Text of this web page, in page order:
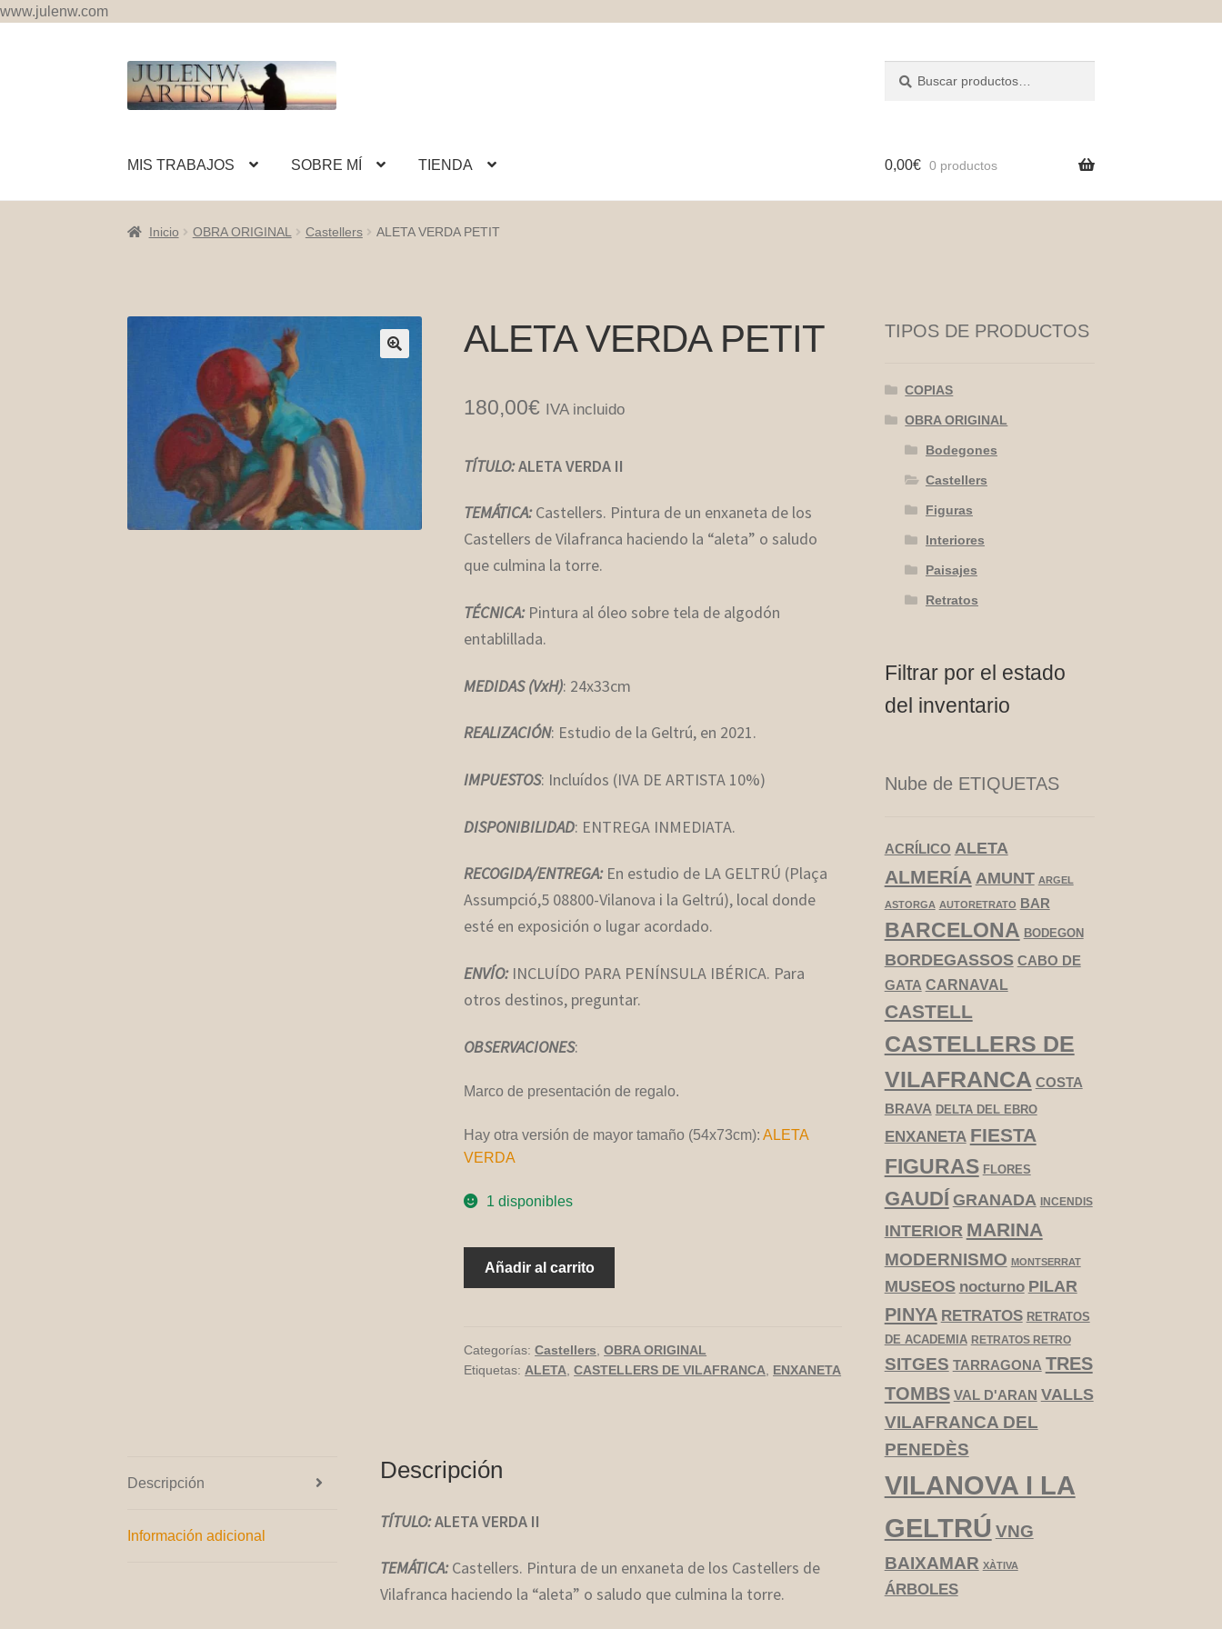
www.julenw.com
a
al
por:
MIS TRABAJOS SOBRE MÍ TIENDA 0,00€ 0 productos
Inicio OBRA ORIGINAL Castellers ALETA VERDA PETIT
ALETA VERDA PETIT
180,00€ IVA incluido
TÍTULO:ALETA VERDA II
TEMÁTICA:Castellers. Pintura de un enxaneta de los
Castellers de Vilafranca haciendo la “aleta” o saludo
que culmina la torre.
TÉCNICA:Pintura al óleo sobre tela de algodón
entablillada.
MEDIDAS (VxH): 24x33cm
REALIZACIÓN: Estudio de la Geltrú, en 2021.
IMPUESTOS: Incluídos (IVA DE ARTISTA 10%)
DISPONIBILIDAD: ENTREGA INMEDIATA.
RECOGIDA/ENTREGA:En estudio de LA GELTRÚ (Plaça
Assumpció,5 08800-Vilanova i la Geltrú), local donde
esté en exposición o lugar acordado.
ENVÍO:INCLUÍDO PARA PENÍNSULA IBÉRICA. Para
otros destinos, preguntar.
OBSERVACIONES:
Marco de presentación de regalo.
Hay otra versión de mayor tamaño (54x73cm):ALETA
VERDA
1 disponibles
ALETA
Añadir al carrito
Categorías:Castellers ,OBRA ORIGINAL
Etiquetas: ALETA ,CASTELLERS DE VILAFRANCA ENXANETA
Descripción
Información adicional
Descripción
TÍTULO:ALETA VERDA II
TEMÁTICA:Castellers. Pintura de un enxaneta de los Castellers de
Vilafranca haciendo la “aleta” o saludo que culmina la torre.
TIPOS DE PRODUCTOS
COPIAS
OBRA ORIGINAL
Bodegones
Castellers
Figuras
Interiores
Paisajes
Retratos
Filtrar por el estado
del inventario
Nube de ETIQUETAS
ACRÍLICO ALETA
ALMERÍA AMUNT ARGEL
ASTORGA AUTORETRATO BAR
BARCELONA BODEGON
BORDEGASSOS CABO DE
GATA CARNAVAL
CASTELL
CASTELLERS DE
VILAFRANCA COSTA
BRAVA DELTA DEL EBRO
ENXANETA FIESTA
FIGURAS FLORES
GAUDÍ GRANADA INCENDIS
INTERIOR MARINA
MODERNISMO MONTSERRAT
MUSEOS nocturno PILAR
PINYA RETRATOS RETRATOS
DE ACADEMIA RETRATOS RETRO
SITGES TARRAGONA TRES
TOMBS VAL D'ARAN VALLS
VILAFRANCA DEL
PENEDÈS
VILANOVA I LA
GELTRÚ VNG
BAIXAMAR XÀTIVA
ÁRBOLES